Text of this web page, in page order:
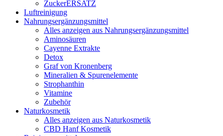
ZuckerERSATZ
Luftreinigung
Nahrungsergänzungsmittel
Alles anzeigen aus Nahrungsergänzungsmittel
Aminosäuren
Cayenne Extrakte
Detox
Graf von Kronenberg
Mineralien & Spurenelemente
Strophanthin
Vitamine
Zubehör
Naturkosmetik
Alles anzeigen aus Naturkosmetik
CBD Hanf Kosmetik